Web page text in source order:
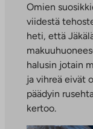
Omien
viidestä
heti, että
halusin jotain
ja vihreä eivät
päädyin
kertoo.